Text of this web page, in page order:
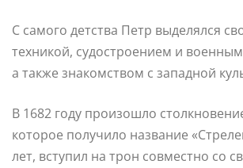
С самого детства Петр выделялся
техникой, судостроением и
а также знакомством с западной
В 1682 году произошло
которое получило название
лет, вступил на трон совместно со